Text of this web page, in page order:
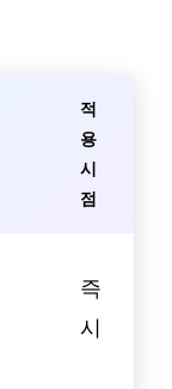
적
용
시
점
즉
시